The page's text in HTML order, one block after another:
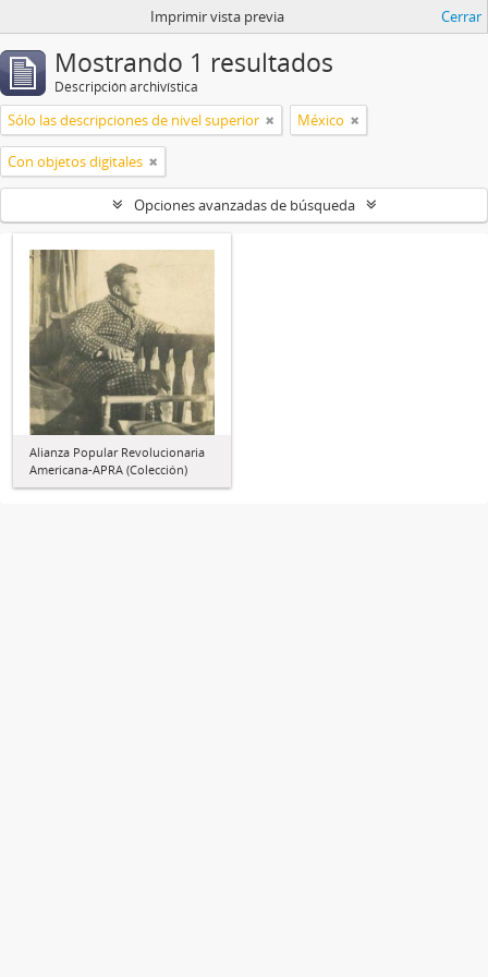
Imprimir vista previa Cerrar
Mostrando 1 resultados
Descripción archivística
Sólo las descripciones de nivel superior México
Con objetos digitales
Opciones avanzadas de búsqueda
Alianza Popular Revolucionaria
Americana-APRA (Colección)